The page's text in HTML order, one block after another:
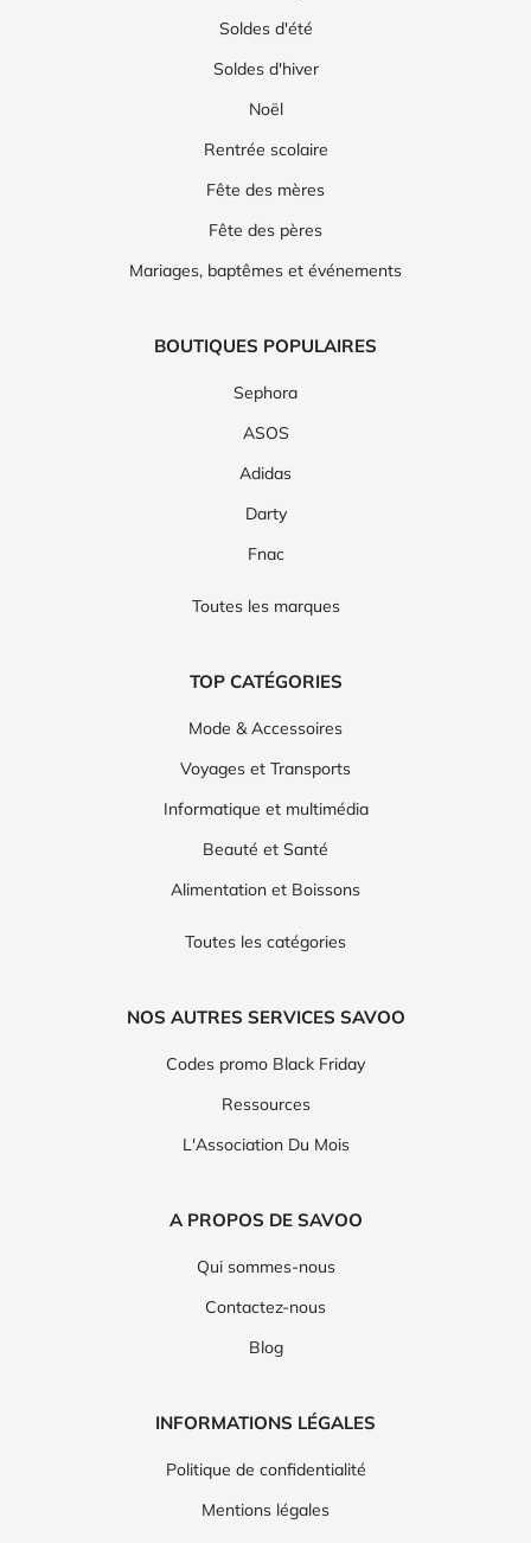
Soldes d'été
Soldes d'hiver
Noël
Rentrée scolaire
Fête des mères
Fête des pères
Mariages, baptêmes et événements
BOUTIQUES POPULAIRES
Sephora
ASOS
Adidas
Darty
Fnac
Toutes les marques
TOP CATÉGORIES
Mode & Accessoires
Voyages et Transports
Informatique et multimédia
Beauté et Santé
Alimentation et Boissons
Toutes les catégories
NOS AUTRES SERVICES SAVOO
Codes promo Black Friday
Ressources
L'Association Du Mois
A PROPOS DE SAVOO
Qui sommes-nous
Contactez-nous
Blog
INFORMATIONS LÉGALES
Politique de confidentialité
Mentions légales